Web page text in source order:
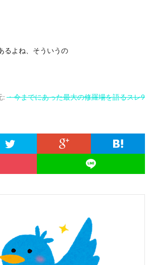
るよね、そういうの
: ・今までにあった最大の修羅場を語るスレ9